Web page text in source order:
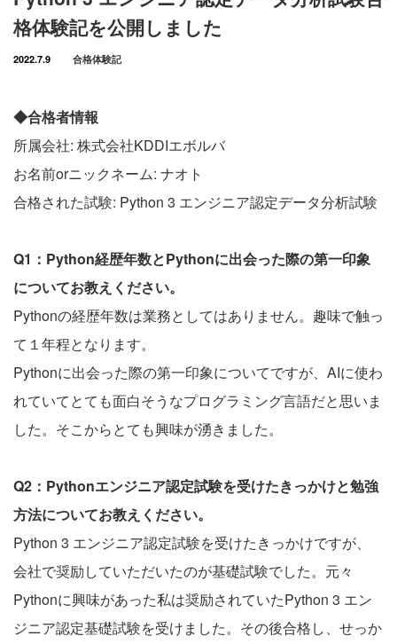
格体験記を公開しました
2022.7.9 合格体験記
◆合格者情報
所属会社: 株式会社KDDIエボルバ
お名前orニックネーム: ナオト
合格された試験: Python 3 エンジニア認定データ分析試験
Q1：Python経歴年数とPythonに出会った際の第一印象
についてお教えください。
Pythonの経歴年数は業務としてはありません。趣味で触っ
て１年程となります。
Pythonに出会った際の第一印象についてですが、AIに使わ
れていてとても面白そうなプログラミング言語だと思いま
した。そこからとても興味が湧きました。
Q2：Pythonエンジニア認定試験を受けたきっかけと勉強
方法についてお教えください。
Python 3 エンジニア認定試験を受けたきっかけですが、
会社で奨励していただいたのが基礎試験でした。元々
Pythonに興味があった私は奨励されていたPython 3 エン
ジニア認定基礎試験を受けました。その後合格し、せっか